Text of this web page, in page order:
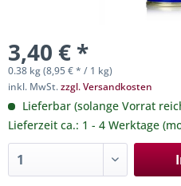
3,40 € *
0.38 kg (8,95 € * / 1 kg)
inkl. MwSt.zzgl. Versandkosten
Lieferbar (solange Vorrat
Lieferzeit ca.: 1 - 4 Werktage